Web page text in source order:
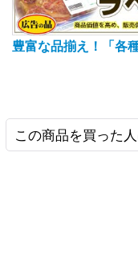
豊富な品揃え！「各
この商品を買った